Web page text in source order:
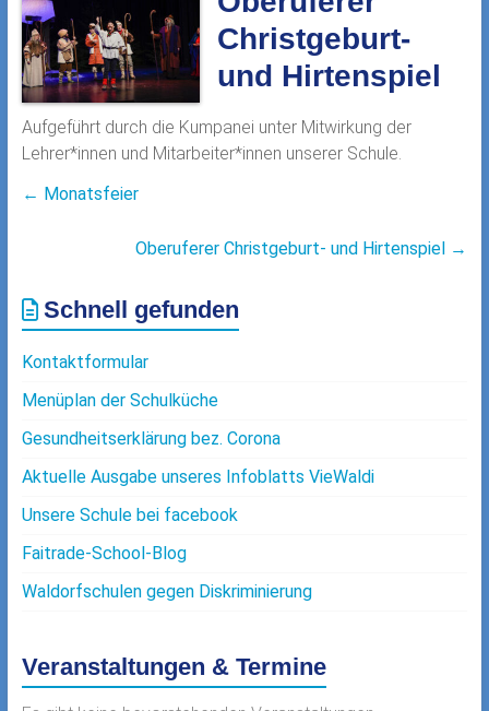
Christgeburt-
und Hirtenspiel
Aufgeführt durch die Kumpanei unter Mitwirkung der
Lehrer*innen und Mitarbeiter*innen unserer Schule.
← Monatsfeier
Oberuferer Christgeburt- und Hirtenspiel →
Schnell gefunden
Kontaktformular
Menüplan der Schulküche
Gesundheitserklärung bez. Corona
Aktuelle Ausgabe unseres Infoblatts VieWaldi
Unsere Schule bei facebook
Faitrade-School-Blog
Waldorfschulen gegen Diskriminierung
Veranstaltungen & Termine